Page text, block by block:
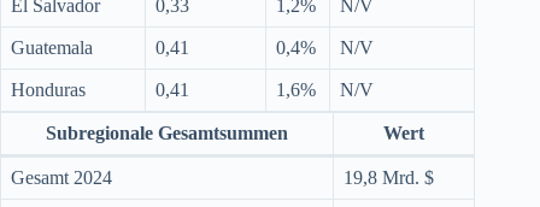
El Salvador 0,33 1,2% N/V
Guatemala 0,41 0,4% N/V
Honduras 0,41 1,6% N/V
Subregionale Gesamtsummen Wert
Gesamt 2024 19,8 Mrd. $